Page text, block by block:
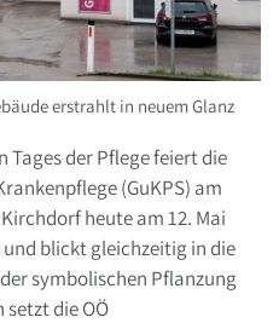
erstrahlt in neuem Glanz
der Pflege feiert die
(GuKPS) am
heute am 12. Mai
und blickt gleichzeitig in die
symbolischen Pflanzung
die OÖ